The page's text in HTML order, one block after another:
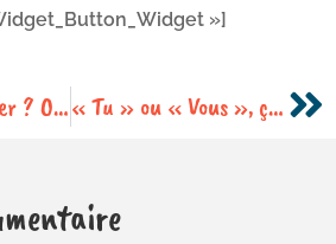
»]
Changer de métier ? Oui mais… « Tu » ou « Vous », ça change quelque chose ?